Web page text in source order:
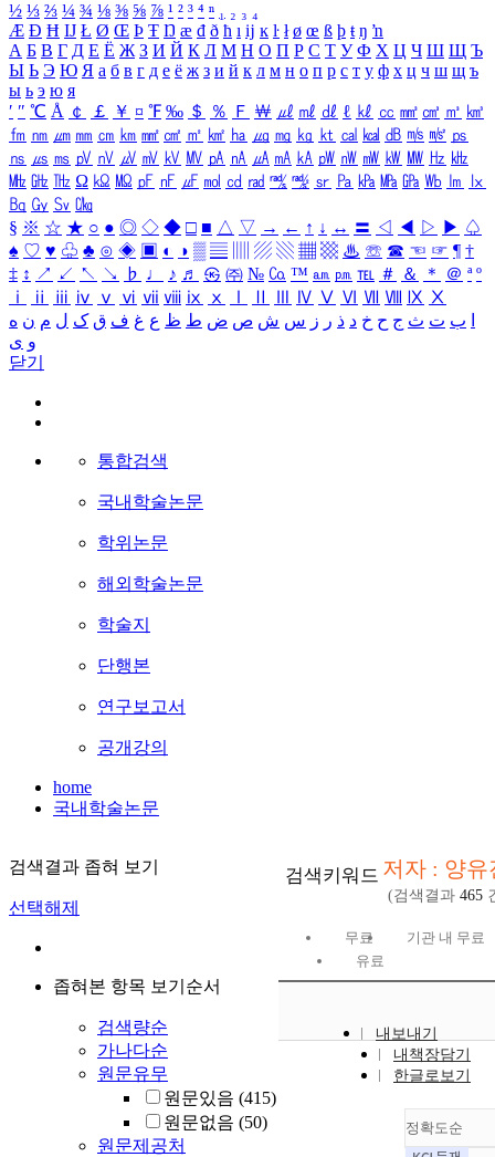
½ ⅓ ⅔ ¼ ¾ ⅛ ⅜ ⅝ ⅞ ¹ ² ³ ⁴ ⁿ ₁ ₂ ₃ ₄
Æ Ð Ħ Ĳ Ł Ø Œ Þ Ŧ Ŋ æ đ ð ħ ı ĳ ĸ ŀ ł ø œ ß þ ŧ ŋ ŉ
А Б В Г Д Е Ё Ж З И Й К Л М Н О П Р С Т У Ф Х Ц Ч Ш Щ Ъ
Ы Ь Э Ю Я а б в г д е ё ж з и й к л м н о п р с т у ф х ц ч ш щ ъ
ы ь э ю я
′ ″ ℃ Å ￠ ￡ ￥ ¤ ℉ ‰ ＄ ％ Ｆ ￦ ㎕ ㎖ ㎗ ℓ ㎘ ㏄ ㎣ ㎤ ㎥ ㎦
㎙ ㎚ ㎛ ㎜ ㎝ ㎞ ㎟ ㎠ ㎡ ㎢ ㏊ ㎍ ㎎ ㎏ ㏏ ㎈ ㎉ ㏈ ㎧ ㎨ ㎰
㎱ ㎲ ㎳ ㎴ ㎵ ㎶ ㎷ ㎸ ㎹ ㎀ ㎁ ㎂ ㎃ ㎄ ㎺ ㎻ ㎽ ㎾ ㎿ ㎐ ㎑
㎒ ㎓ ㎔ Ω ㏀ ㏁ ㎊ ㎋ ㎌ ㏖ ㏅ ㎭ ㎮ ㎯ ㏛ ㎩ ㎪ ㎫ ㎬ ㏝ ㏐
㏓
㏃ ㏉ ㏜ ㏆
§ ※ ☆ ★ ○ ● ◎ ◇ ◆ □ ■ △ ▽ → ← ↑ ↓ ↔ 〓 ◁ ◀ ▷ ▶ ♤
♠ ♡ ♥ ♧ ♣ ⊙ ◈ ▣ ◐ ◑ ▒ ▤ ▨ ▧ ▦ ▩ ♨ ☏ ☎ ☜ ☞ ¶ †
‡ ↕ ↗ ↙ ↖ ↘ ♭ ♩ ♪ ♬ ㉿ ㈜ № ㏇ ™ ㏂ ㏘ ℡ ＃ ＆ ＊ ＠ ª º
ⅰ
ⅱ ⅲ ⅳ ⅴ ⅵ ⅶ ⅷ ⅸ ⅹ Ⅳ Ⅴ Ⅵ Ⅶ Ⅷ Ⅸ Ⅹ
ب ت ث ج ح خ د ذ ر ز س ش ص ض ط ظ ع غ ف ق ک ل م ن ه
و ی
닫기
통합검색
국내학술논문
학위논문
해외학술논문
학술지
단행본
연구보고서
공개강의
home
국내학술논문
검색결과 좁혀 보기
선택해제
좁혀본 항목 보기순서
검색량순
가나다순
원문유무
원문있음 (415)
원문없음 (50)
원문제공처
검색키워드 저자 : 양유
(검색결과 465
무료
기관 내 무료
유료
내보내기
내책장담기
한글로보기
정확도순